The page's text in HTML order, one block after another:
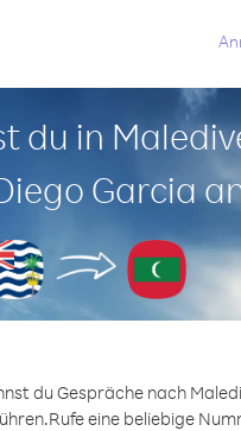
du in
Garcia
du Gespräche nach
Rufe eine beliebige